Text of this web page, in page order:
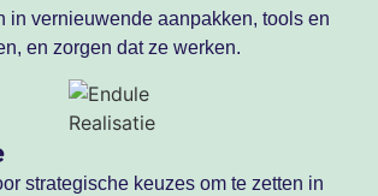
in vernieuwende aanpakken, tools en
en zorgen dat ze werken.
strategische keuzes om te zetten in